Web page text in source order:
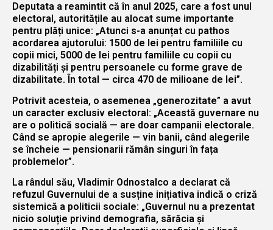
Deputata a reamintit că în anul 2025, care a fost unul
electoral, autoritățile au alocat sume importante
pentru plăți unice: „Atunci s-a anunțat cu pathos
acordarea ajutorului: 1500 de lei pentru familiile cu
copii mici, 5000 de lei pentru familiile cu copii cu
dizabilități și pentru persoanele cu forme grave de
dizabilitate. În total — circa 470 de milioane de lei”.
Potrivit acesteia, o asemenea „generozitate” a avut
un caracter exclusiv electoral: „Această guvernare nu
are o politică socială — are doar campanii electorale.
Când se apropie alegerile — vin banii, când alegerile
se încheie — pensionarii rămân singuri în fața
problemelor”.
La rândul său, Vladimir Odnostalco a declarat că
refuzul Guvernului de a susține inițiativa indică o criză
sistemică a politicii sociale: „Guvernul nu a prezentat
nicio soluție privind demografia, sărăcia și